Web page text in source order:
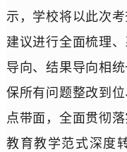
示，学校将以此次
建议进行全面梳理
导向、结果导向相
保所有问题整改到
点带面，全面贯彻
教育教学范式深度